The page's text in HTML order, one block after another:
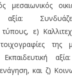
μεσαιωνικός
αξία:
τύπους, ε)
της
και ζ)